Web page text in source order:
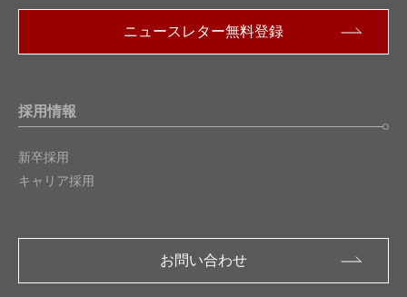
ニュースレター無料登録
採用情報
新卒採用
キャリア採用
お問い合わせ